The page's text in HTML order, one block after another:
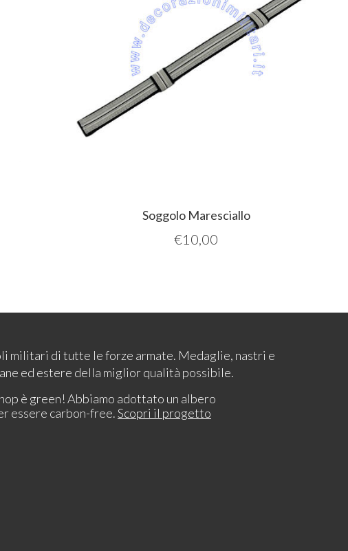
Soggolo Maresciallo
€10,00
militari di tutte le forze armate. Medaglie, nastri e
ed estere della miglior qualità possibile.
è green! Abbiamo adottato un albero
essere carbon-free.Scopri il progetto